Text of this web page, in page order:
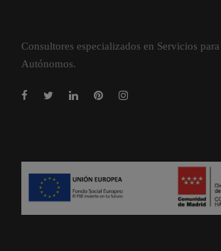
Consultores especializados en Servicios
Autónomos.